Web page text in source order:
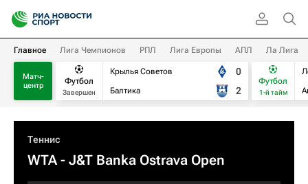
Главное Лига Чемпионов РПЛ Лига Европы АПЛ Ла Лига
Матч-
центр
Футбол
Завершен
Крылья Советов
Балтика
0
2
Футбол
1-й тайм
Теннис
WTA- J&T Banka Ostrava Open